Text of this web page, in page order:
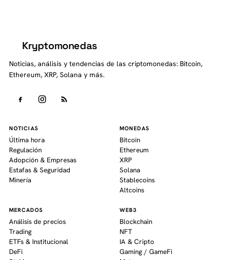
Kryptomonedas
Noticias, análisis y tendencias de las criptomonedas: Bitcoin,
Ethereum, XRP, Solana y más.
NOTICIAS
Última hora
Regulación
Adopción & Empresas
Estafas & Seguridad
Minería
MONEDAS
Bitcoin
Ethereum
XRP
Solana
Stablecoins
Altcoins
MERCADOS
Análisis de precios
Trading
ETFs & Institucional
DeFi
WEB3
Blockchain
NFT
IA & Cripto
Gaming / GameFi